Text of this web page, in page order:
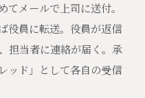
メールで上司に送付。
役員に転送。役員が返信
担当者に連絡が届く。承
ッド」として各自の受信